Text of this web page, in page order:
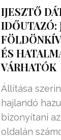
IJESZTŐ
IDŐUTAZÓ:
ÉS
VÁRHATÓK
Állítása
hajlandó
bizonyítani
oldalán